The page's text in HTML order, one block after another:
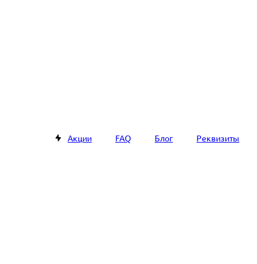
Акции FAQ Блог Реквизиты